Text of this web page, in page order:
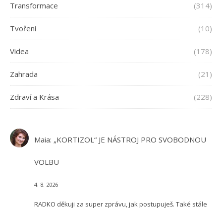
Transformace (314)
Tvoření (10)
Videa (178)
Zahrada (21)
Zdraví a Krása (228)
Maia: „KORTIZOL“ JE NÁSTROJ PRO SVOBODNOU
VOLBU
4. 8. 2026
RADKO děkuji za super zprávu, jak postupuješ. Také stále